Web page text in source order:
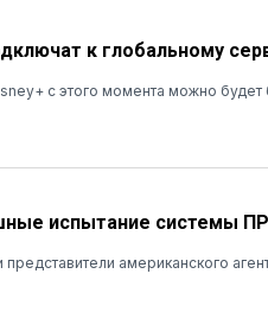
к глобальному
с этого момента можно будет
испытание системы
американского